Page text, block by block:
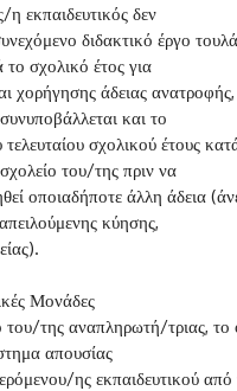
η εκπαιδευτικός δεν
διδακτικό έργο
σχολικό έτος για
χορήγησης άδειας
και το
τελευταίου σχολικού έτους
του/της πριν να
οποιαδήποτε άλλη άδεια
κύησης,
Μονάδες
του/της αναπληρωτή/τριας, το
απουσίας
ης εκπαιδευτικού